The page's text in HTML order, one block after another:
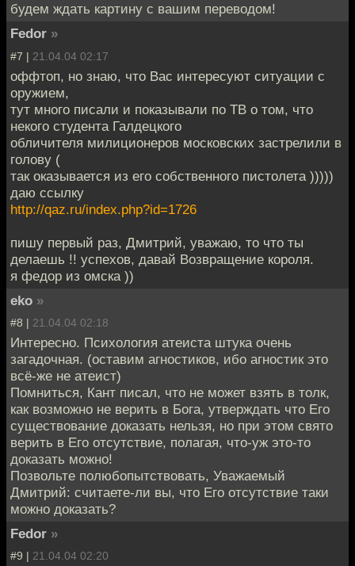
будем ждать картину с вашим переводом!
Fedor »
#7 | 21.04.04 02:17
оффтоп, но знаю, что Вас интересуют ситуации с
оружием,
тут много писали и показывали по ТВ о том, что
некого студента Галдецкого
обличителя милиционеров московских застрелили в
голову (
так оказывается из его собственного пистолета )))))
даю ссылку
http://qaz.ru/index.php?id=1726
пишу первый раз, Дмитрий, уважаю, то что ты
делаешь !! успехов, давай Возвращение короля.
я федор из омска ))
eko »
#8 | 21.04.04 02:18
Интересно. Психология атеиста штука очень
загадочная. (оставим агностиков, ибо агностик это
всё-же не атеист)
Помниться, Кант писал, что не может взять в толк,
как возможно не верить в Бога, утверждать что Его
существование доказать нельзя, но при этом свято
верить в Его отсутствие, полагая, что-уж это-то
доказать можно!
Позвольте полюбопытствовать, Уважаемый
Дмитрий: считаете-ли вы, что Его отсутствие таки
можно доказать?
Fedor »
#9 | 21.04.04 02:20